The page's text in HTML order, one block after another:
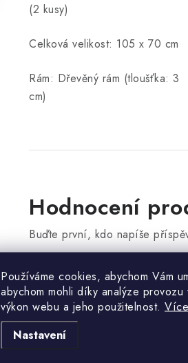
Používáme cookies, abychom Vám
abychom mohli díky analýze
výkon webu a jeho použitelnost.
Nastavení
(2 kusy)
Celková velikost: 105 x 70 cm
Rám: Dřevěný rám (tloušťka: 3
cm)
Hodnocení
Buďte první, kdo napíše
PŘIDAT